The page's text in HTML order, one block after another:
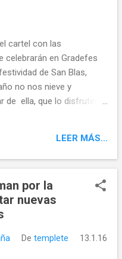
a nuestra comarca y
milenario concejo
acontinuacion ....
cartel con las
celebrarán en Gradefes
de San Blas,
no nos nieve y
de ella, que lo disfrutéis,
Seguir a
LEER MÁS...
por la
nuevas
De templete 13.1.16